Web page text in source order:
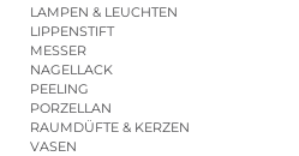
LAMPEN & LEUCHTEN
LIPPENSTIFT
MESSER
NAGELLACK
PEELING
PORZELLAN
RAUMDÜFTE & KERZEN
VASEN